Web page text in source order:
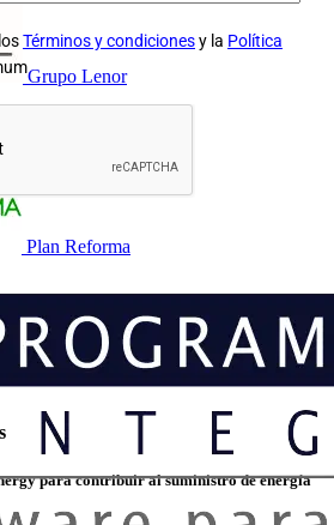
Grupo Lenor
Plan Reforma
Términos y condicionesy la Política
para contribuir al suministro de energía